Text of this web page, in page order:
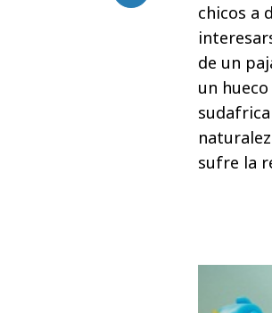
chicos a
de un
un
sufre la